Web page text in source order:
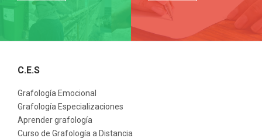
C.E.S
Grafología Emocional
Grafología Especializaciones
Aprender grafología
Curso de Grafología a Distancia